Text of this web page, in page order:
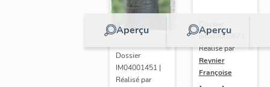
Aperçu
Dossier
IM04001451 |
Réalisé par
Aperçu
IM04000567 |
Réalisé par
Reynier
Françoise